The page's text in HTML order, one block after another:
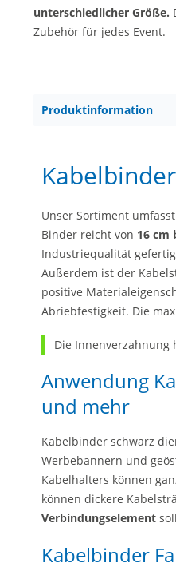
unterschiedlicher Größe.
Zubehör für jedes Event.
Produktinformation
Unser Sortiment
Binder reicht von 16 cm
Industriequalität
Außerdem ist der
positive
Abriebfestigkeit. Die
Die Innenverzahnung
Anwendung
und mehr
Kabelbinder schwarz
Werbebannern und
Kabelhalters können
können dickere
Verbindungselement
Kabelbinder